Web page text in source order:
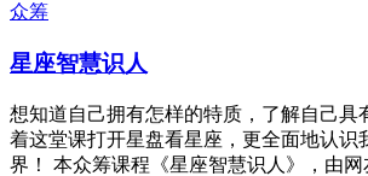
众筹
星座智慧识人
想知道自己拥有怎样的特质，了解自己具
着这堂课打开星盘看星座，更全面地认识
界！ 本众筹课程《星座智慧识人》，由